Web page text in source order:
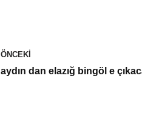
ÖNCEKI
aydın dan elazığ bingöl e